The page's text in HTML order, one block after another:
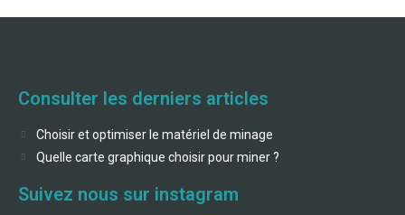
Consulter les derniers articles
Choisir et optimiser le matériel de minage
Quelle carte graphique choisir pour miner ?
Suivez nous sur instagram